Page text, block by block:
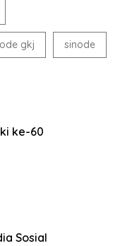
gkj sinode
ke-60
Sosial